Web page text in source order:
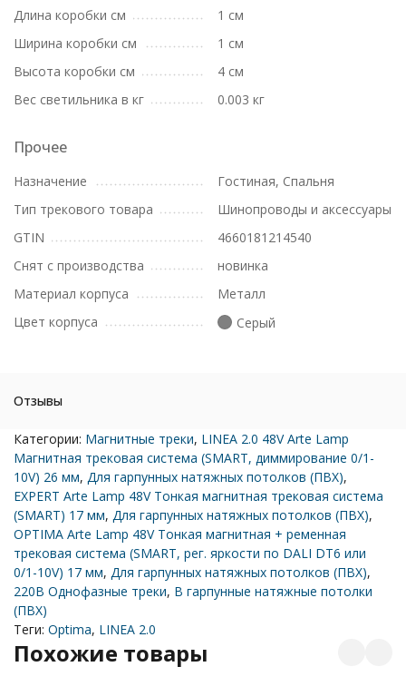
Длина коробки см
1 см
Ширина коробки см
1 см
Высота коробки см
4 см
Вес светильника в кг
0.003 кг
Прочее
Назначение
Гостиная, Спальня
Тип трекового товара
Шинопроводы и аксессуары
GTIN
4660181214540
Снят с производства
новинка
Материал корпуса
Металл
Цвет корпуса
Серый
Отзывы
Категории: Магнитные треки, LINEA 2.0 48V Arte Lamp
Магнитная трековая система (SMART, диммирование 0/1-
10V) 26 мм, Для гарпунных натяжных потолков (ПВХ),
EXPERT Arte Lamp 48V Тонкая магнитная трековая система
(SMART) 17 мм, Для гарпунных натяжных потолков (ПВХ),
OPTIMA Arte Lamp 48V Тонкая магнитная + ременная
трековая система (SMART, рег. яркости по DALI DT6 или
0/1-10V) 17 мм, Для гарпунных натяжных потолков (ПВХ),
220В Однофазные треки, В гарпунные натяжные потолки
(ПВХ)
Теги: Optima, LINEA 2.0
Похожие товары